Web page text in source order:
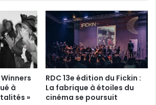
Winners
à
»
RDC 13e édition du Fickin :
La fabrique à étoiles du
cinéma se poursuit